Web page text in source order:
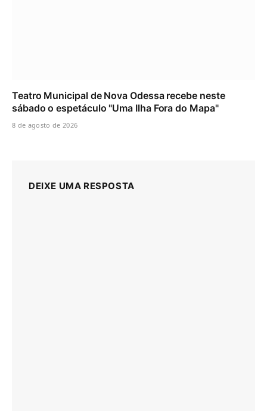
Teatro Municipal de Nova Odessa recebe neste
sábado o espetáculo "Uma Ilha Fora do Mapa"
8 de agosto de 2026
DEIXE UMA RESPOSTA